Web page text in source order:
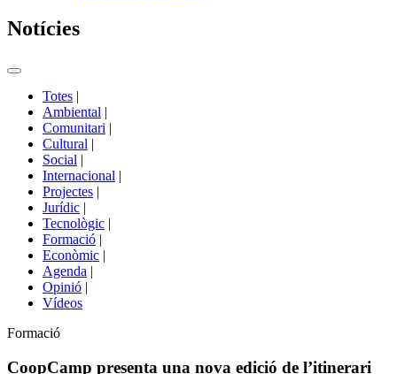
Notícies
Commutador
portals
Totes |
Ambiental |
Comunitari |
Cultural |
Social |
Internacional |
Projectes |
Jurídic |
Tecnològic |
Formació |
Econòmic |
Agenda |
Opinió |
Vídeos
Àmbit
la
Formació
CoopCamp presenta una nova edició de l’itinerari